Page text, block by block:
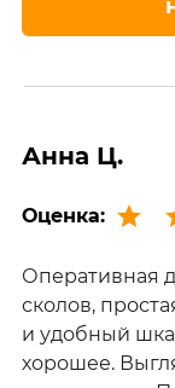
Анна Ц.
Оценка:
Оперативная
сколов,
и удобный
хорошее.